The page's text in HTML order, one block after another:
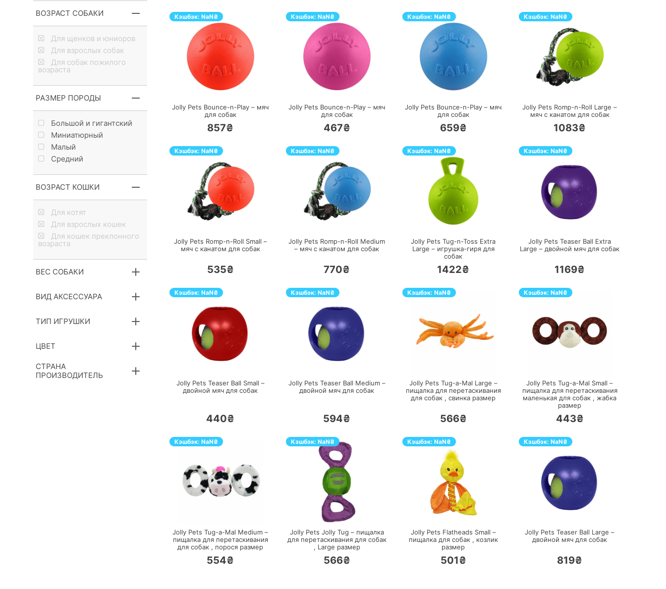
ВОЗРАСТ СОБАКИ
Для щенков и юниоров
Для взрослых собак
Для собак пожилого
возраста
РАЗМЕР ПОРОДЫ
Большой и гигантский
Миниатюрный
Малый
Средний
ВОЗРАСТ КОШКИ
Для котят
Для взрослых кошек
Для кошек преклонного
возраста
ВЕС СОБАКИ
ВИД АКСЕССУАРА
ТИП ИГРУШКИ
ЦВЕТ
СТРАНА
ПРОИЗВОДИТЕЛЬ
Кэшбэк: NaN₴
ПЕРЕЙТИ
Jolly Pets Bounce-n-Play – мяч
для собак
857₴
Кэшбэк: NaN₴
ПЕРЕЙТИ
Jolly Pets Bounce-n-Play – мяч
для собак
467₴
Кэшбэк: NaN₴
ПЕРЕЙТИ
Jolly Pets Bounce-n-Play – мяч
для собак
659₴
Кэшбэк: NaN₴
ПЕРЕЙТИ
Jolly Pets Romp-n-Roll Large –
мяч с канатом для собак
1083₴
Кэшбэк: NaN₴
ПЕРЕЙТИ
Jolly Pets Romp-n-Roll Small –
мяч с канатом для собак
535₴
Кэшбэк: NaN₴
ПЕРЕЙТИ
Jolly Pets Romp-n-Roll Medium
– мяч с канатом для собак
770₴
Кэшбэк: NaN₴
ПЕРЕЙТИ
Jolly Pets Tug-n-Toss Extra
Large – игрушка-гиря для
собак
1422₴
Кэшбэк: NaN₴
ПЕРЕЙТИ
Jolly Pets Teaser Ball Extra
Large – двойной мяч для собак
1169₴
Кэшбэк: NaN₴
ПЕРЕЙТИ
Jolly Pets Teaser Ball Small –
двойной мяч для собак
440₴
Кэшбэк: NaN₴
ПЕРЕЙТИ
Jolly Pets Teaser Ball Medium –
двойной мяч для собак
594₴
Кэшбэк: NaN₴
Jolly Pets Tug-a-Mal Large –
пищалка для перетаскивания
для собак , свинка размер
566₴
Кэшбэк: NaN₴
Jolly Pets Tug-a-Mal Small –
пищалка для перетаскивания
маленькая для собак , жабка
размер
443₴
Кэшбэк: NaN₴
Jolly Pets Tug-a-Mal Medium –
пищалка для перетаскивания
для собак , порося размер
554₴
Кэшбэк: NaN₴
ПЕРЕЙТИ
Jolly Pets Jolly Tug – пищалка
для перетаскивания для собак
, Large размер
566₴
Кэшбэк: NaN₴
ПЕРЕЙТИ
Jolly Pets Flatheads Small –
пищалка для собак , козлик
размер
501₴
Кэшбэк: NaN₴
ПЕРЕЙТИ
Jolly Pets Teaser Ball Large –
двойной мяч для собак
819₴